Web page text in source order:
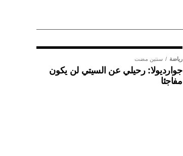
رياضة سنتين مضت
جوارديولا: رحيلي عن السيتي لن يكون
مفاجئا